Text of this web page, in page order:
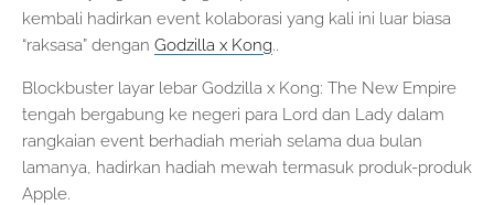
kembali hadirkan event kolaborasi yang kali ini luar biasa
“raksasa” dengan Godzilla x Kong..
Blockbuster layar lebar Godzilla x Kong: The New Empire
tengah bergabung ke negeri para Lord dan Lady dalam
rangkaian event berhadiah meriah selama dua bulan
lamanya, hadirkan hadiah mewah termasuk produk-produk
Apple.